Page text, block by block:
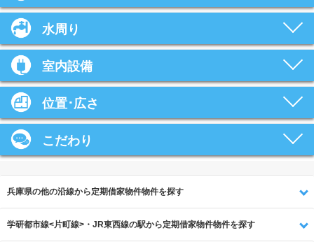
水周り
室内設備
位置･広さ
こだわり
兵庫県の他の沿線から定期借家物件物件を探す
学研都市線<片町線>・JR東西線の駅から定期借家物件物件を探す